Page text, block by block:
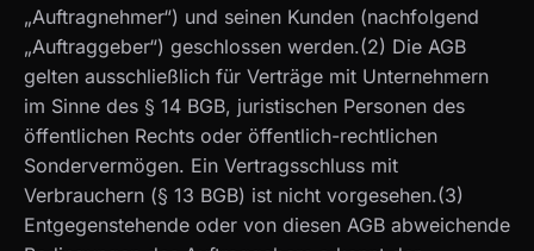
„Auftragnehmer“) und seinen Kunden (nachfolgend
„Auftraggeber“) geschlossen werden.(2) Die AGB
gelten ausschließlich für Verträge mit Unternehmern
im Sinne des § 14 BGB, juristischen Personen des
öffentlichen Rechts oder öffentlich-rechtlichen
Sondervermögen. Ein Vertragsschluss mit
Verbrauchern (§ 13 BGB) ist nicht vorgesehen.(3)
Entgegenstehende oder von diesen AGB abweichende